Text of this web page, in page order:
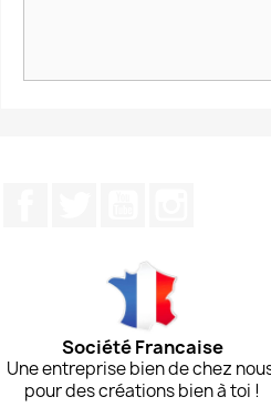
Société Francaise
Une entreprise bien de chez
pour des créations bien à toi !